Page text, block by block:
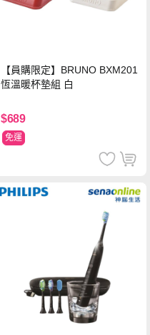
【員購限定】BRUNO BXM201
恆溫暖杯墊組 白
$689
免運